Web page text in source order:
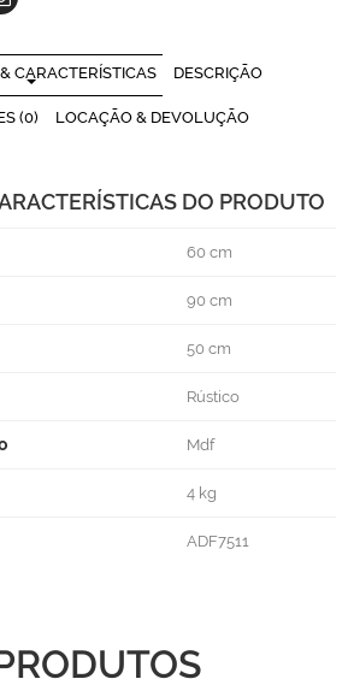
CARACTERÍSTICAS DESCRIÇÃO
(0) LOCAÇÃO & DEVOLUÇÃO
DO PRODUTO
60 cm
90 cm
50 cm
Rústico
Mdf
4 kg
ADF7511